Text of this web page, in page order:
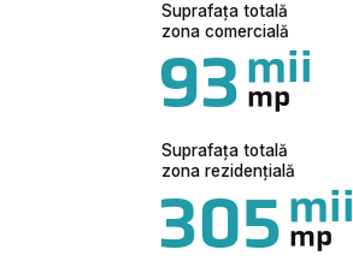
Suprafața totală
zona comercială
93mii
mp
Suprafața totală
zona rezidențială
305mii
mp